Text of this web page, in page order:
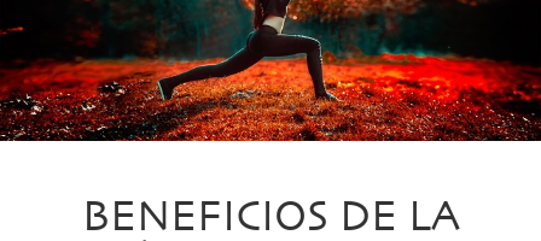
BENEFICIOS DE LA